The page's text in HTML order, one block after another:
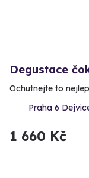
Degustace
Ochutnejte to
Praha 6
1 660 Kč